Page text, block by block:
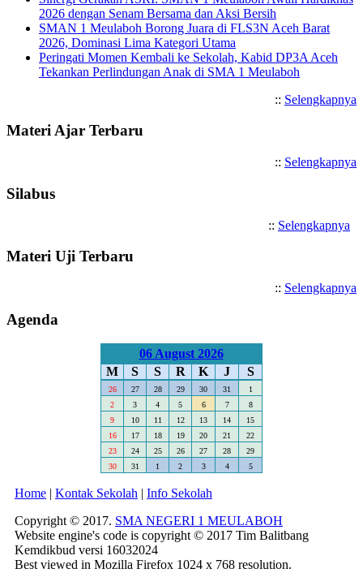
2026 dengan Senam Bersama dan Aksi Bersih
SMAN 1 Meulaboh Borong Juara di FLS3N Aceh Barat
2026, Dominasi Lima Kategori Utama
Peringati Momen Kembali ke Sekolah, Kabid DP3A Aceh
Tekankan Perlindungan Anak di SMA 1 Meulaboh
:: Selengkapnya
Materi Ajar Terbaru
:: Selengkapnya
Silabus
:: Selengkapnya
Materi Uji Terbaru
:: Selengkapnya
Agenda
06 August 2026
M
S S R K J S
26 27 28 29 30 31
1
2
3 4 5 6 7
8
9
10 11 12 13 14
15
16
17 18 19 20 21
22
23
24 25 26 27 28
29
30
31 1 2 3 4 5
Home | Kontak Sekolah | Info Sekolah
Copyright © 2017. SMA NEGERI 1 MEULABOH
Website engine's code is copyright © 2017 Tim Balitbang
Kemdikbud versi 16032024
Best viewed in Mozilla Firefox 1024 x 768 resolution.